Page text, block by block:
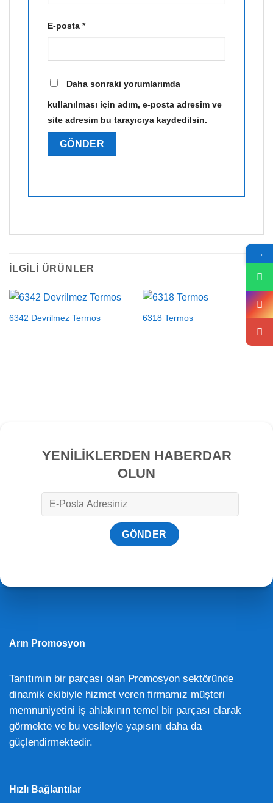
E-posta *
Daha sonraki yorumlarımda
kullanılması için adım, e-posta adresim ve
site adresim bu tarayıcıya kaydedilsin.
İLGILI ÜRÜNLER
6342 Devrilmez Termos 6318 Termos
YENİLİKLERDEN HABERDAR
OLUN
Arın Promosyon
Tanıtımın bir parçası olan Promosyon sektöründe
dinamik ekibiyle hizmet veren firmamız müşteri
memnuniyetini iş ahlakının temel bir parçası olarak
görmekte ve bu vesileyle yapısını daha da
güçlendirmektedir.
Hızlı Bağlantılar
→